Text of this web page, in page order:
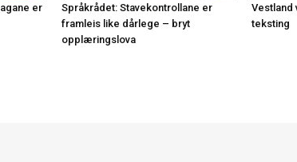
er
Språkrådet: Stavekontrollane er
framleis like dårlege – bryt
opplæringslova
Vestland
teksting